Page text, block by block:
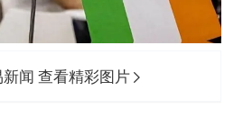
闻 查看精彩图片